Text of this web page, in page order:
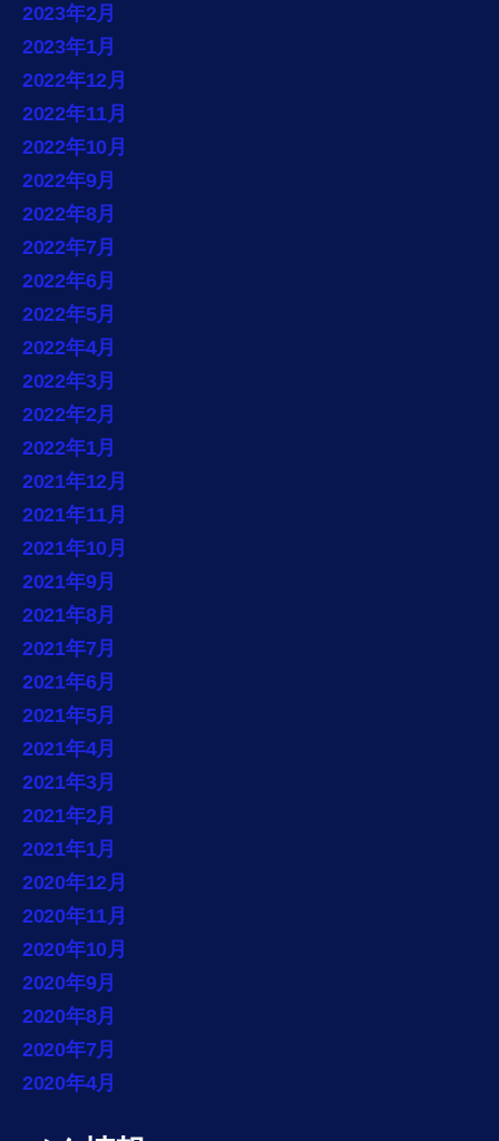
2023年2月
2023年1月
2022年12月
2022年11月
2022年10月
2022年9月
2022年8月
2022年7月
2022年6月
2022年5月
2022年4月
2022年3月
2022年2月
2022年1月
2021年12月
2021年11月
2021年10月
2021年9月
2021年8月
2021年7月
2021年6月
2021年5月
2021年4月
2021年3月
2021年2月
2021年1月
2020年12月
2020年11月
2020年10月
2020年9月
2020年8月
2020年7月
2020年4月